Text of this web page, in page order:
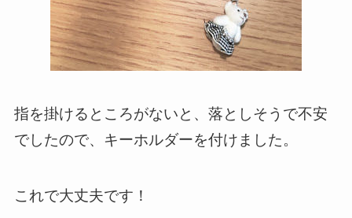
指を掛けるところがないと、落としそうで不安
でしたので、キーホルダーを付けました。
これで大丈夫です！